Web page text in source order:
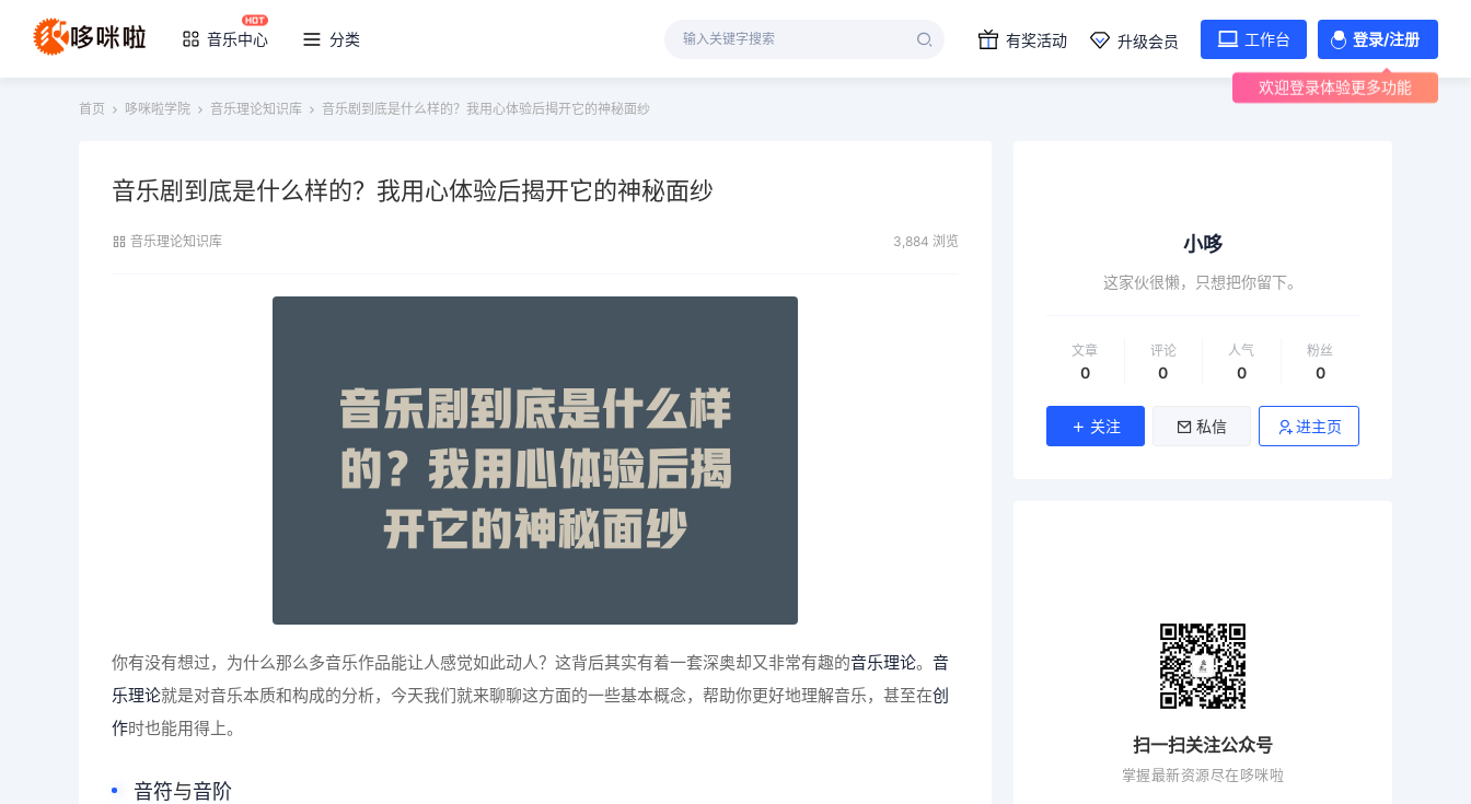
音乐中心 分类 有奖活动 升级会员 工作台 登录/注册
欢迎登录体验更多功能
首页 哆咪啦学院 音乐理论知识库 音乐剧到底是什么样的？我用心体验后揭开它的神秘面纱
音乐剧到底是什么样的？我用心体验后揭开它的神秘面纱
音乐理论知识库 3,884 浏览
你有没有想过，为什么那么多音乐作品能让人感觉如此动人？这背后其实有着一套深奥却又非常有趣的音乐理论。 音
乐理论就是对音乐本质和构成的分析，今天我们就来聊聊这方面的一些基本概念，帮助你更好地理解音乐，甚至在创
作时也能用得上。
音符与音阶
小哆
这家伙很懒，只想把你留下。
文章
0
评论
0
人气
0
粉丝
0
关注 私信 进主页
扫一扫关注公众号
掌握最新资源尽在哆咪啦